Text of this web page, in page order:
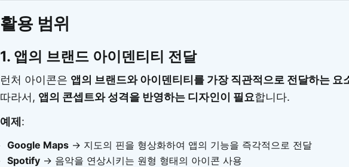
활용 범위
1. 앱의 브랜드 아이덴티티 전달
런처 아이콘은 앱의 브랜드와 아이덴티티를 가장 직관적으로 전달하는 요
따라서, 앱의 콘셉트와 성격을 반영하는 디자인이 필요합니다.
예제 :
Google Maps → 지도의 핀을 형상화하여 앱의 기능을 즉각적으로 전달
Spotify → 음악을 연상시키는 원형 형태의 아이콘 사용